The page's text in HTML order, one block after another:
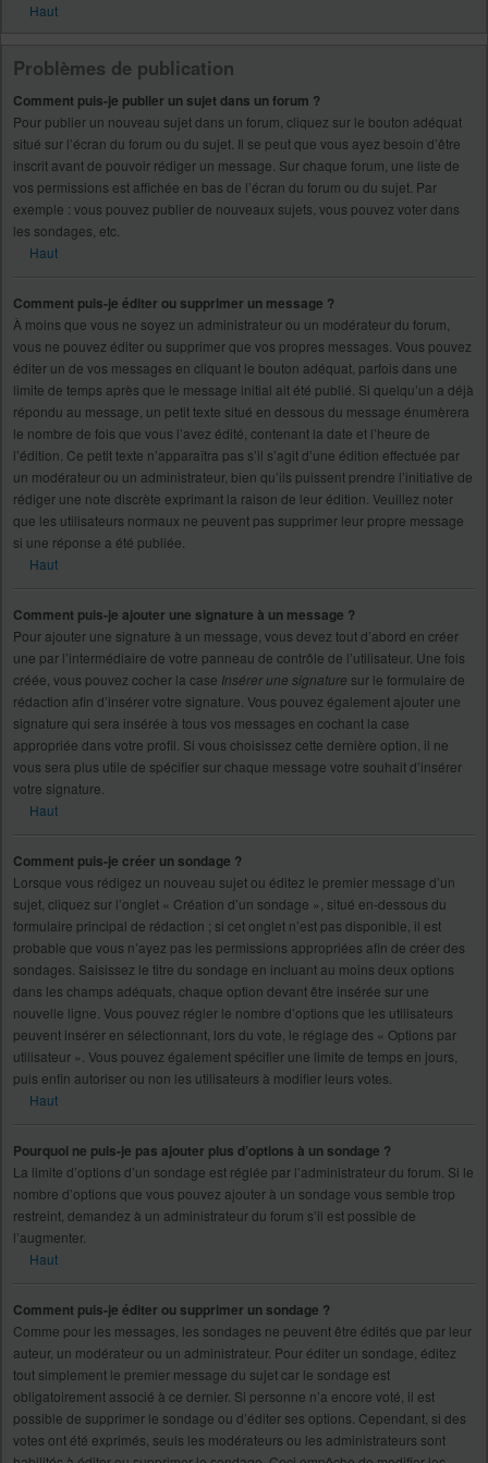
Haut
Problèmes de publication
Comment puis-je publier un sujet dans un forum ?
Pour publier un nouveau sujet dans un forum, cliquez sur le bouton adéquat
situé sur l’écran du forum ou du sujet. Il se peut que vous ayez besoin d’être
inscrit avant de pouvoir rédiger un message. Sur chaque forum, une liste de
vos permissions est affichée en bas de l’écran du forum ou du sujet. Par
exemple : vous pouvez publier de nouveaux sujets, vous pouvez voter dans
les sondages, etc.
Haut
Comment puis-je éditer ou supprimer un message ?
À moins que vous ne soyez un administrateur ou un modérateur du forum,
vous ne pouvez éditer ou supprimer que vos propres messages. Vous pouvez
éditer un de vos messages en cliquant le bouton adéquat, parfois dans une
limite de temps après que le message initial ait été publié. Si quelqu’un a déjà
répondu au message, un petit texte situé en dessous du message énumèrera
le nombre de fois que vous l’avez édité, contenant la date et l’heure de
l’édition. Ce petit texte n’apparaîtra pas s’il s’agit d’une édition effectuée par
un modérateur ou un administrateur, bien qu’ils puissent prendre l’initiative de
rédiger une note discrète exprimant la raison de leur édition. Veuillez noter
que les utilisateurs normaux ne peuvent pas supprimer leur propre message
si une réponse a été publiée.
Haut
Comment puis-je ajouter une signature à un message ?
Pour ajouter une signature à un message, vous devez tout d’abord en créer
une par l’intermédiaire de votre panneau de contrôle de l’utilisateur. Une fois
créée, vous pouvez cocher la case Insérer une signature sur le formulaire de
rédaction afin d’insérer votre signature. Vous pouvez également ajouter une
signature qui sera insérée à tous vos messages en cochant la case
appropriée dans votre profil. Si vous choisissez cette dernière option, il ne
vous sera plus utile de spécifier sur chaque message votre souhait d’insérer
votre signature.
Haut
Comment puis-je créer un sondage ?
Lorsque vous rédigez un nouveau sujet ou éditez le premier message d’un
sujet, cliquez sur l’onglet « Création d’un sondage », situé en-dessous du
formulaire principal de rédaction ; si cet onglet n’est pas disponible, il est
probable que vous n’ayez pas les permissions appropriées afin de créer des
sondages. Saisissez le titre du sondage en incluant au moins deux options
dans les champs adéquats, chaque option devant être insérée sur une
nouvelle ligne. Vous pouvez régler le nombre d’options que les utilisateurs
peuvent insérer en sélectionnant, lors du vote, le réglage des « Options par
utilisateur ». Vous pouvez également spécifier une limite de temps en jours,
puis enfin autoriser ou non les utilisateurs à modifier leurs votes.
Haut
Pourquoi ne puis-je pas ajouter plus d’options à un sondage ?
La limite d’options d’un sondage est réglée par l’administrateur du forum. Si le
nombre d’options que vous pouvez ajouter à un sondage vous semble trop
restreint, demandez à un administrateur du forum s’il est possible de
l’augmenter.
Haut
Comment puis-je éditer ou supprimer un sondage ?
Comme pour les messages, les sondages ne peuvent être édités que par leur
auteur, un modérateur ou un administrateur. Pour éditer un sondage, éditez
tout simplement le premier message du sujet car le sondage est
obligatoirement associé à ce dernier. Si personne n’a encore voté, il est
possible de supprimer le sondage ou d’éditer ses options. Cependant, si des
votes ont été exprimés, seuls les modérateurs ou les administrateurs sont